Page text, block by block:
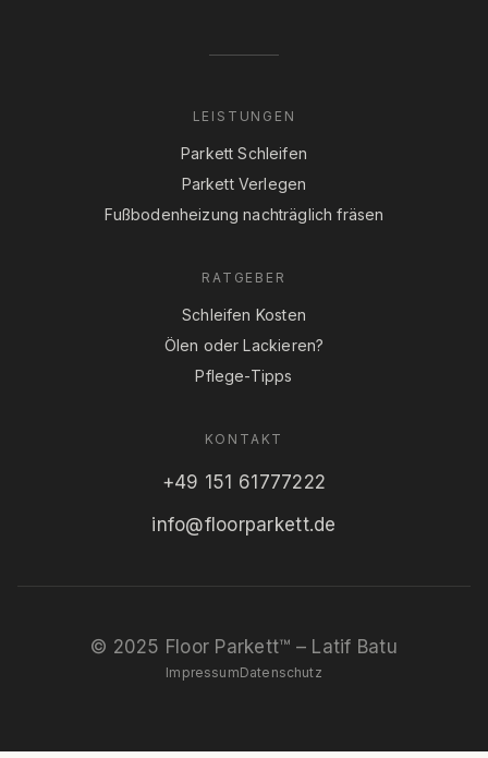
LEISTUNGEN
Parkett Schleifen
Parkett Verlegen
Fußbodenheizung nachträglich fräsen
RATGEBER
Schleifen Kosten
Ölen oder Lackieren?
Pflege-Tipps
KONTAKT
+49 151 61777222
info@floorparkett.de
© 2025 Floor Parkett™ – Latif Batu
ImpressumDatenschutz